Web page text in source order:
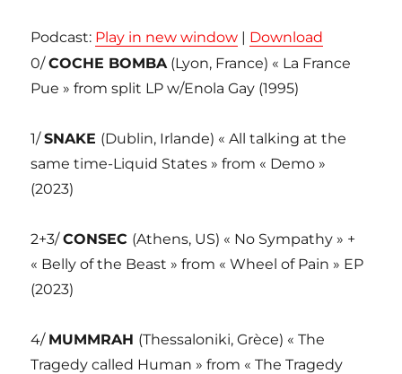
Podcast: Play in new window | Download
0/COCHE BOMBA (Lyon, France) « La France
Pue » from split LP w/Enola Gay (1995)
1/SNAKE (Dublin, Irlande) « All talking at the
same time-Liquid States » from « Demo »
(2023)
2+3/CONSEC (Athens, US) « No Sympathy » +
« Belly of the Beast » from « Wheel of Pain » EP
(2023)
4/ MUMMRAH (Thessaloniki, Grèce) « The
Tragedy called Human » from « The Tragedy